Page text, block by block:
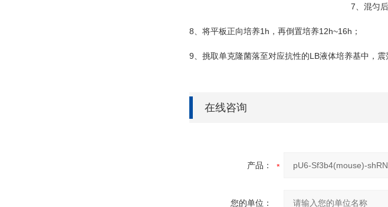
7、混匀
8、将平板正向培养1h ，再倒置培养12h~16h ；
9、挑取单克隆菌落至对应抗性的LB液体培养基中，震
在线咨询
产品：
您的单位：